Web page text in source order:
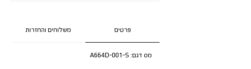
פרטים משלוחים והחזרות
מס דגם:A664D-001-S